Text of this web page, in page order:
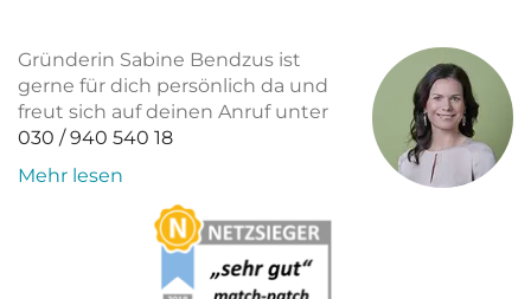
Gründerin Sabine Bendzus ist
gerne für dich persönlich da und
freut sich auf deinen Anruf unter
030 / 940 540 18
Mehr lesen